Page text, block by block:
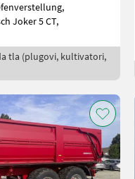
Joker 5 CT,
tla (plugovi, kultivatori,